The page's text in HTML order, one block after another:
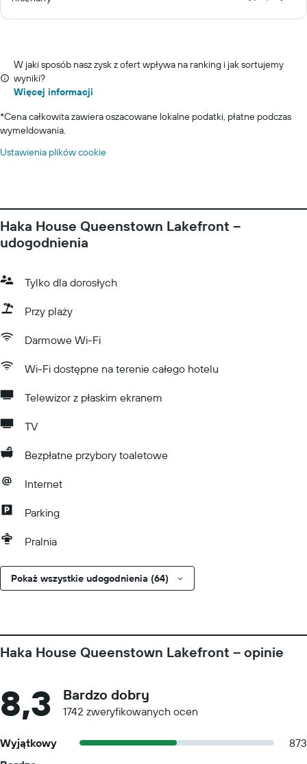
W jaki sposób nasz zysk z ofert wpływa na ranking i jak sortujemy
wyniki?
Więcej informacji
*Cena całkowita zawiera oszacowane lokalne podatki, płatne podczas
wymeldowania.
Ustawienia plików cookie
Haka House Queenstown Lakefront –
udogodnienia
Tylko dla dorosłych
Przy plaży
Darmowe Wi-Fi
Wi-Fi dostępne na terenie całego hotelu
Telewizor z płaskim ekranem
TV
Bezpłatne przybory toaletowe
Internet
Parking
Pralnia
Pokaż wszystkie udogodnienia (64)
Haka House Queenstown Lakefront – opinie
8,3 Bardzo dobry
1742 zweryfikowanych ocen
Wyjątkowy
873